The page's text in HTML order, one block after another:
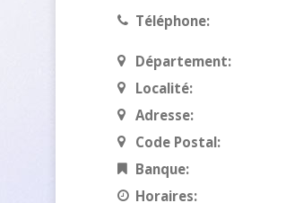
Téléphone:
Département:
Localité:
Adresse:
Code Postal:
Banque:
Horaires: